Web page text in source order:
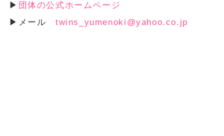
▶ 団体の公式ホームページ
▶メール twins_yumenoki@yahoo.co.jp